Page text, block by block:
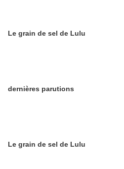
Le grain de sel de Lulu
dernières parutions
Le grain de sel de Lulu